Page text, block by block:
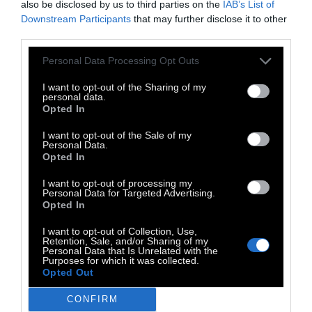
also be disclosed by us to third parties on the IAB’s List of
Downstream Participants that may further disclose it to other
Personal Data Processing Opt Outs
I want to opt-out of the Sharing of my
personal data.
Opted In
I want to opt-out of the Sale of my
Personal Data.
Opted In
I want to opt-out of processing my
Personal Data for Targeted Advertising.
Opted In
I want to opt-out of Collection, Use,
Retention, Sale, and/or Sharing of my
Personal Data that Is Unrelated with the
Purposes for which it was collected.
Opted Out
CONFIRM
«Κυκλαδίτισσες: Άγνωστες ιστορίες γυναικών των